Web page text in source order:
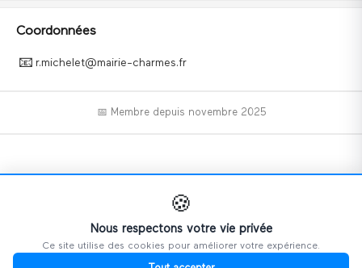
Coordonnées
📧 r.michelet@mairie-charmes.fr
📅 Membre depuis novembre 2025
📝
Ce profil n'a pas encore ajouté d'informations.
🍪
Nous respectons votre vie privée
Ce site utilise des cookies pour améliorer votre expérience.